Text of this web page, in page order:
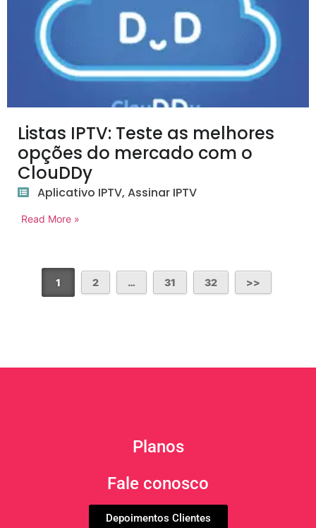
Listas IPTV: Teste as melhores
opções do mercado com o
ClouDDy
Aplicativo IPTV, Assinar IPTV
Read More »
1 2 … 31 32
Planos
Fale conosco
Depoimentos Clientes